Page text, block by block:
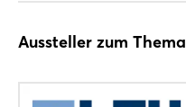
Aussteller zum Thema